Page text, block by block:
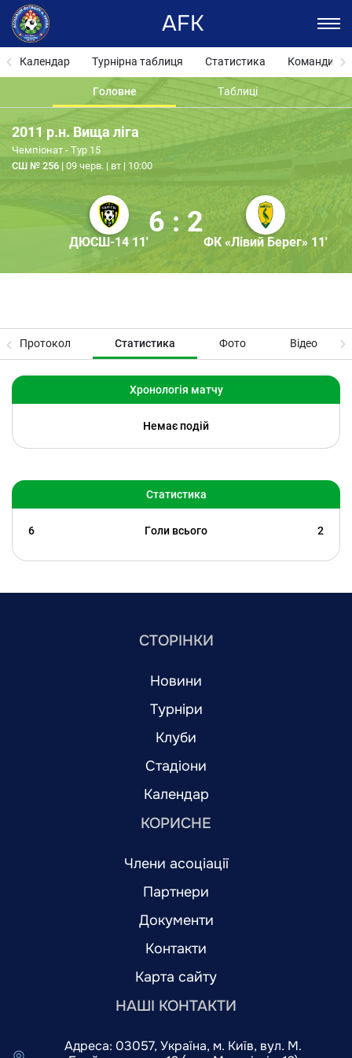
AFK
Календар Турнірна таблиця Статистика Команди
Головне Таблиці
2011 р.н. Вища ліга
Чемпіонат - Тур 15
ДЮСШ-14 11'
6 : 2
ФК «Лівий Берег» 11'
СШ № 256 09 черв. | вт | 10:00
Протокол Статистика Фото Відео
Хронологія матчу
Немає подій
Статистика
6 Голи всього 2
СТОРІНКИ
Новини
Турніри
Клуби
Стадіони
Календар
КОРИСНЕ
Члени асоціації
Партнери
Документи
Контакти
Карта сайту
НАШІ КОНТАКТИ
Адреса: 03057, Україна, м. Київ, вул. М.